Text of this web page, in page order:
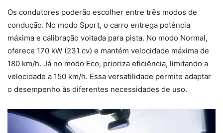
Os condutores poderão escolher entre três modos de
condução. No modo Sport, o carro entrega potência
máxima e calibração voltada para pista. No modo Normal,
oferece 170 kW (231 cv) e mantém velocidade máxima de
180 km/h. Já no modo Eco, prioriza eficiência, limitando a
velocidade a 150 km/h. Essa versatilidade permite adaptar
o desempenho às diferentes necessidades de uso.